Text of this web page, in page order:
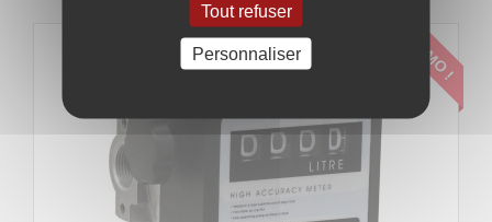
Tout refuser
Personnaliser PROMO !